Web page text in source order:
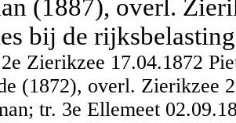
(1887), overl.
bij de
Zierikzee 17.04.1872
(1872), overl. Zierikzee
tr. 3e Ellemeet